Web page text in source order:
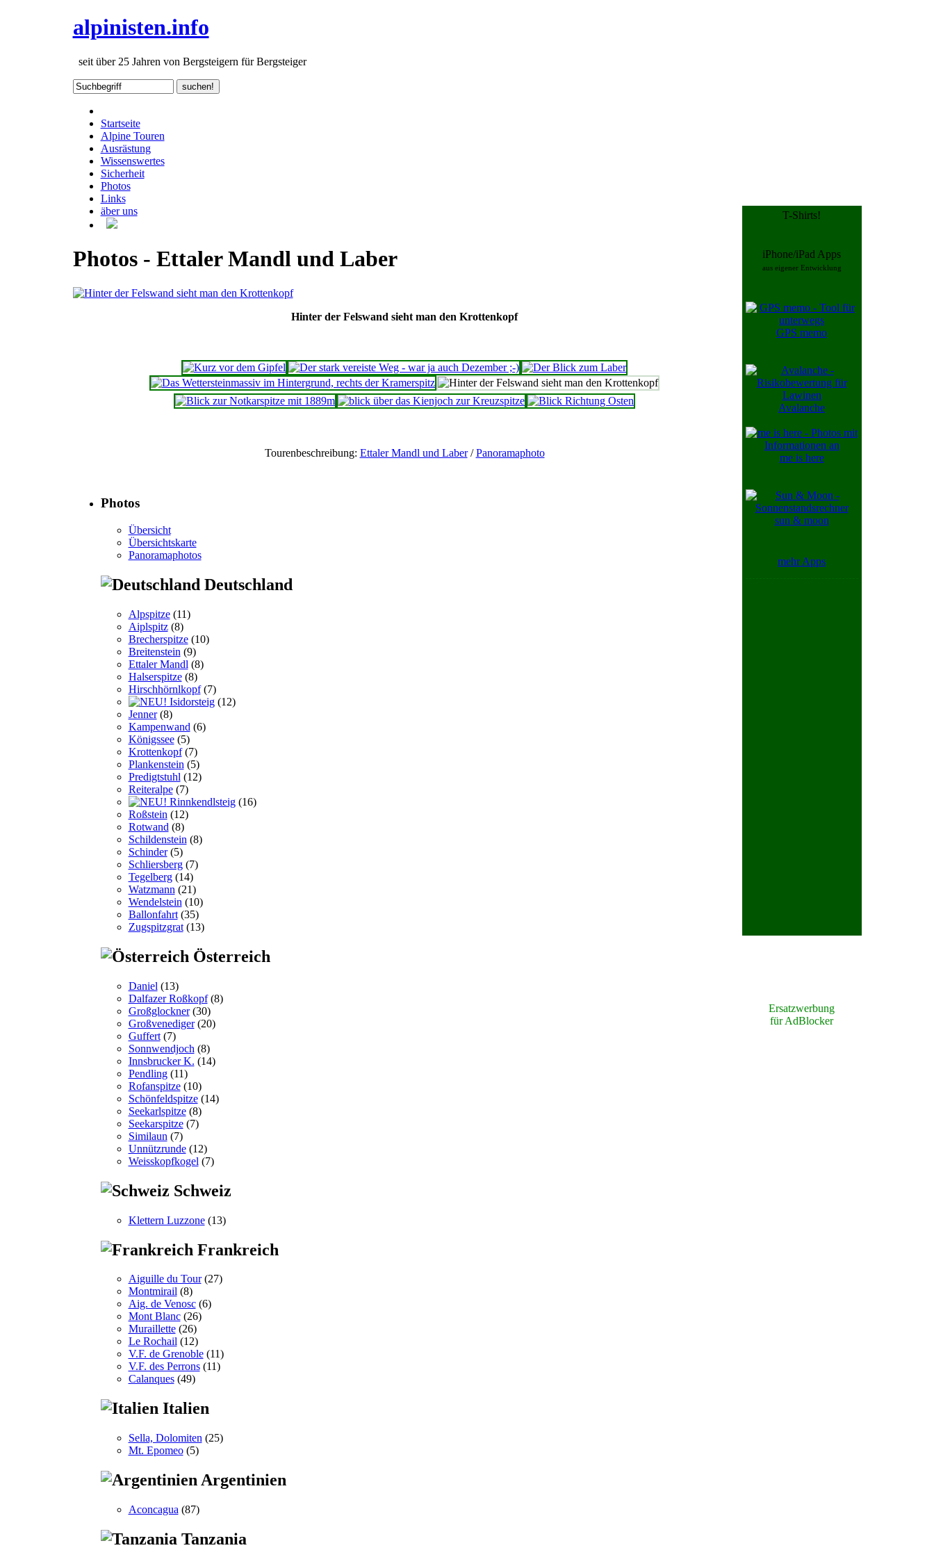
T-Shirts!
iPhone/iPad Apps
aus eigener Entwicklung
GPS memo
Avalanche
me is here
sun & moon
mehr Apps
Ersatzwerbung
für AdBlocker
alpinisten.info
seit über 25 Jahren von Bergsteigern für Bergsteiger
Startseite
Alpine Touren
Ausrästung
Wissenswertes
Sicherheit
Photos
Links
äber uns
Photos - Ettaler Mandl und Laber
Hinter der Felswand sieht man den Krottenkopf
Tourenbeschreibung: Ettaler Mandl und Laber/Panoramaphoto
Photos
Übersicht
Übersichtskarte
Panoramaphotos
Deutschland
Alpspitze(11)
Aiplspitz(8)
Brecherspitze(10)
Breitenstein (9)
Ettaler Mandl (8)
Halserspitze(8)
Hirschhörnlkopf(7)
Isidorsteig(12)
Jenner(8)
Kampenwand (6)
Königssee(5)
Krottenkopf(7)
Plankenstein (5)
Predigtstuhl (12)
Reiteralpe(7)
Rinnkendlsteig(16)
Roßstein (12)
Rotwand (8)
Schildenstein (8)
Schinder(5)
Schliersberg(7)
Tegelberg(14)
Watzmann (21)
Wendelstein (10)
Ballonfahrt(35)
Zugspitzgrat(13)
Österreich
Daniel (13)
Dalfazer Roßkopf(8)
Großglockner(30)
Großvenediger(20)
Guffert(7)
Sonnwendjoch (8)
Innsbrucker K. (14)
Pendling(11)
Rofanspitze(10)
Schönfeldspitze(14)
Seekarlspitze(8)
Seekarspitze(7)
Similaun (7)
Unnützrunde(12)
Weisskopfkogel (7)
Schweiz
Klettern Luzzone(13)
Frankreich
Aiguille du Tour(27)
Montmirail(8)
Aig. de Venosc(6)
Mont Blanc(26)
Muraillette(26)
Le Rochail(12)
V.F. de Grenoble(11)
V.F. des Perrons(11)
Calanques(49)
Italien
Sella, Dolomiten (25)
Mt. Epomeo(5)
Argentinien
Aconcagua (87)
Tanzania